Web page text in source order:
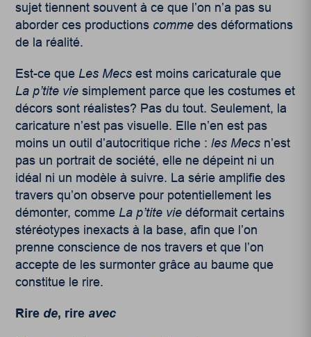
sujet tiennent souvent à ce que l’on n’a pas su
aborder ces productions commedes déformations
de la réalité.
Est-ce queLes Mecs est moins caricaturale que
La p’tite vie simplement parce que les costumes et
décors sont réalistes? Pas du tout. Seulement, la
caricature n’est pas visuelle. Elle n’en est pas
moins un outil d’autocritique riche :les Mecs n’est
pas un portrait de société, elle ne dépeint ni un
idéal ni un modèle à suivre. La série amplifie des
travers qu’on observe pour potentiellement les
démonter, commeLa p’tite viedéformait certains
stéréotypes inexacts à la base, afin que l’on
prenne conscience de nos travers et que l’on
accepte de les surmonter grâce au baume que
constitue le rire.
Rire de, rire avec